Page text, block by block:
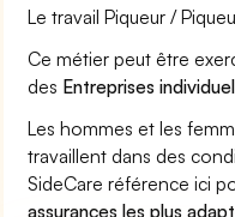
Le travail Piqueur /
Ce métier peut être
des Entreprises
Les hommes et les
travaillent dans des
SideCare référence ici
assurances les plus